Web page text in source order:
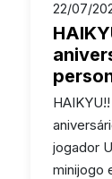
22/07/
jogador
minijogo